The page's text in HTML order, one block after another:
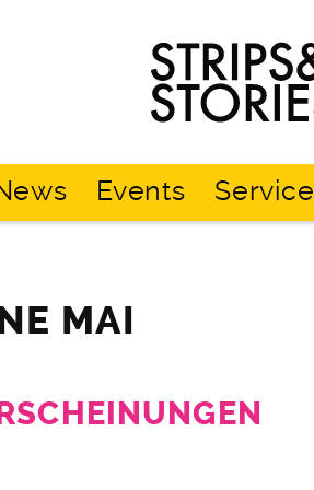
Strips
&
Stories
Events Service
MAI